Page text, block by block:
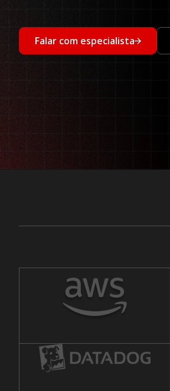
Falar com especialista